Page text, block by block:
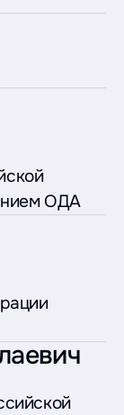
ОДА